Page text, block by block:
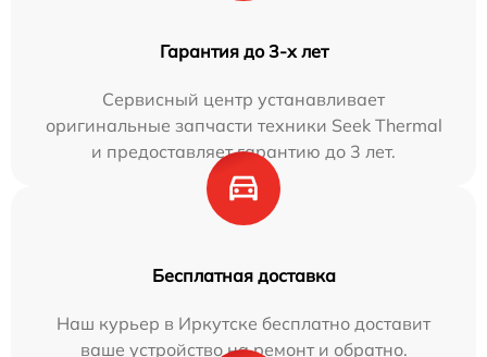
Гарантия до 3-х лет
Сервисный центр устанавливает
оригинальные запчасти техники Seek Thermal
и предоставляет гарантию до 3 лет.
Бесплатная доставка
Наш курьер в Иркутске бесплатно доставит
ваше устройство на ремонт и обратно.